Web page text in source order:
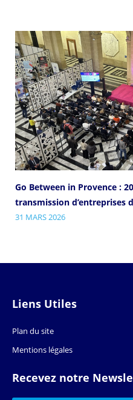
Go Between in Provence :
transmission d’entreprises
31 MARS 2026
Liens Utiles
Plan du site
Mentions légales
Recevez notre